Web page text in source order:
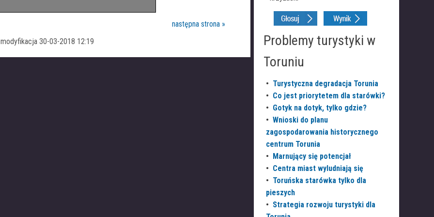
następna strona »
30-03-2018 12:19
Problemy turystyki w
Toruniu
• Turystyczna degradacja Torunia
• Co jest priorytetem dla starówki?
• Gotyk na dotyk, tylko gdzie?
• Wnioski do planu
zagospodarowania historycznego
centrum Torunia
•
Marnujący się potencjał
• Centra miast wyludniają się
• Toruńska starówka tylko dla
pieszych
• Strategia rozwoju turystyki dla